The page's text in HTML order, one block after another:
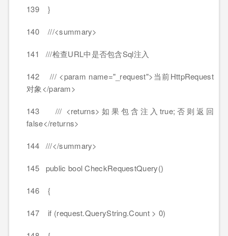
139 }
140 ///<summary>
141 ///检查URL中是否包含Sql注入
142 /// <param name="_request">当前HttpRequest
对象</param>
143 /// <returns>如果包含注入true;否则返回
false</returns>
144 ///</summary>
145 public bool CheckRequestQuery()
146 {
147 if (request.QueryString.Count > 0)